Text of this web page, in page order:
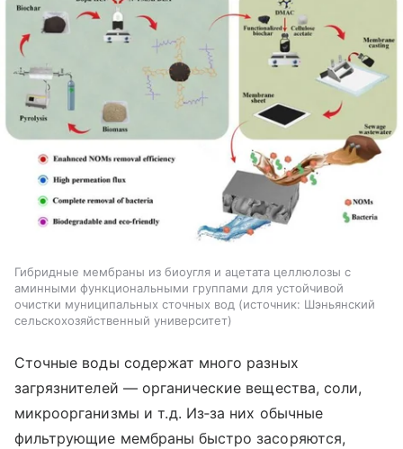
Гибридные мембраны из биоугля и ацетата целлюлозы с
аминными функциональными группами для устойчивой
очистки муниципальных сточных вод
источник: Шэньянский
сельскохозяйственный университет
Сточные воды содержат много разных
загрязнителей — органические вещества, соли,
микроорганизмы и т. д. Из‑за них обычные
фильтрующие мембраны быстро засоряются,